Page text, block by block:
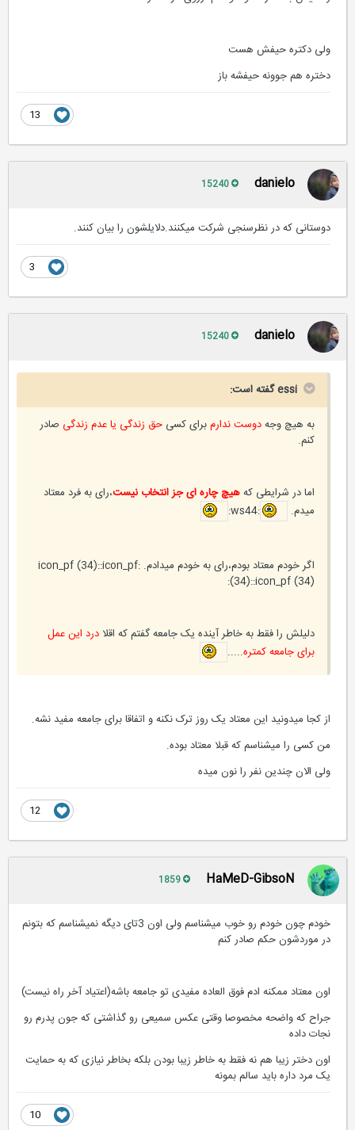
ولی دکتره حیفش هست
دختره هم جوونه حیفشه باز
danielo
دوستانی که در نظرسنجی شرکت میکنند.دلایلشون را بیان کنند.
danielo
essi گفته است:
به هیچ وجهدوست ندارمبرای کسیحق زندگی یا عدم زندگیصادر
کنم.
اما در شرایطی کههیچ چاره ای جز انتخاب نیست،رای به فرد معتاد
میدم.
:ws44:
اگر خودم معتاد بودم،رای به خودم میدادم. :icon_pf (34)::icon_pf
(34)::icon_pf (34):
دلیلش را فقط به خاطر آینده یک جامعه گفتم که اقلادرد این عمل
برای جامعه کمتره.....
از کجا میدونید این معتاد یک روز ترک نکنه و اتفاقا برای جامعه مفید نشه.
من کسی را میشناسم که قبلا معتاد بوده.
ولی الان چندین نفر را نون میده
HaMeD-GibsoN
خودم چون خودم رو خوب میشناسم ولی اون 3تای دیگه نمیشناسم که بتونم
در موردشون حکم صادر کنم
اون معتاد ممکنه ادم فوق العاده مفیدی تو جامعه باشه(اعتیاد آخر راه نیست)
جراح که واضحه مخصوصا وقتی عکس سمیعی رو گذاشتی که جون پدرم رو
نجات داده
اون دختر زیبا هم نه فقط به خاطر زیبا بودن بلکه بخاطر نیازی که به حمایت
یک مرد داره باید سالم بمونه